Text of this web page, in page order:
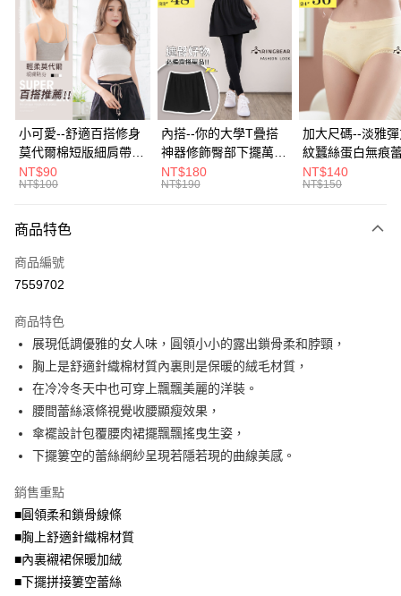
LINE Pay
Apple Pay
街口支付
悠遊付
Google Pay
全盈+PAY
大哥付你分期
【大哥付你分期使用說明】
1.本服務由台灣大哥大提供，台灣大哥大用戶可立即使用無須另外申請。
流程，驗證手機門號後，選擇欲分期的期數、繳款截止日，確認付款後即完
成交易。
3.實際核准額度、可分期數及費用金額請依後續交易確認頁面所載為準。
4.訂單成立30分鐘內，如未前往確認交易或遇審核未通過，訂單將自動取
法說明評估內容。
【繳款方式說明】
1.分期款項不併入電信帳單，「大哥付你分期」於每月結算日後寄送繳費提
醒簡訊。
2.透過簡訊連結打開帳單後，可選擇「超商條碼／台灣大直營門市／銀行轉
【注意事項】
1.本服務係由「台灣大哥大股份有限公司」（以下簡稱本公司）所提供，讓
用戶於交易時，得透過本服務購買商品或服務，並由商店將買賣／分期付款
買賣價金債權讓與本公司後，依約使用本公司帳單繳交帳款。
資料（包含姓名、電話或地址）提供予台灣大哥大進項蒐集、處理及利用，
AFTEE先享後付
【關於「AFTEE先享後付」】
AFTEE先享後付是「在收到商品之後才付款」的支付方式。 讓您購物簡單
便利好安心！
１．簡單：不需註冊會員、不需綁卡、不需儲值。
２．便利：只要手機號碼，簡訊認證，即可結帳。
３．安心：先確認商品／服務後，再付款。
【「AFTEE先享後付」結帳流程】
１．於結帳方式選擇「AFTEE先享後付」後，將跳轉至「AFTEE先享後付」
３．收到繳費通知簡訊後14天內，點擊此簡訊中的連結，可透過四大超商／
ATM／網路銀行／等多元方式進行付款，方視為交易完成。
※ 請注意：結帳手續完成當下不需立刻繳費，但若您需要取消訂單，請聯絡
購買商品的店家。未經商家同意取消之訂單仍視為有效，需透過AFTEE先享
後付繳納相關費用。
※ 交易是否成功請以「AFTEE先享後付 」之結帳頁面顯示為準，若有關於
ATM付款
全家取貨付款
每筆NT$70，滿NT$699(含以上)免運費
付款後全家取貨
每筆NT$70，滿NT$699(含以上)免運費
7-11取貨付款
每筆NT$70，滿NT$799(含以上)免運費
付款後7-11取貨
小可愛--舒適百搭修身
莫代爾棉短版細肩帶素
色背心(白.黑.灰L-2L)-
U582眼圈熊中大尺碼
NT$90
NT$100
內搭--你的大學T疊搭
神器修飾臀部下擺萬用
內搭裙/遮臀裙(黑2L-
6L)-Q155眼圈熊中大
NT$180
NT$190
加大尺碼--淡雅
紋蠶絲蛋白無痕
角內褲(白.粉.藍.
3L)-L28眼圈熊中
NT$140
NT$150
商品特色
商品編號
7559702
商品特色
展現低調優雅的女人味，圓領小小的露出鎖骨柔和脖頸，
胸上是舒適針織棉材質內裏則是保暖的絨毛材質，
在冷冷冬天中也可穿上飄飄美麗的洋裝。
腰間蕾絲滾條視覺收腰顯瘦效果，
傘襬設計包覆腰肉裙擺飄飄搖曳生姿，
下擺簍空的蕾絲網紗呈現若隱若現的曲線美感。
銷售重點
■圓領柔和鎖骨線條
■胸上舒適針織棉材質
■內裏襯裙保暖加絨
■下擺拼接簍空蕾絲